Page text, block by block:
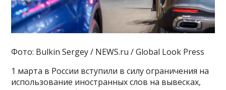
Фото: Bulkin Sergey / NEWS.ru / Global Look Press
1 марта в России вступили в силу ограничения на
использование иностранных слов на вывесках,